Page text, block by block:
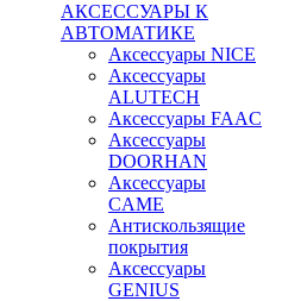
АКСЕССУАРЫ К
АВТОМАТИКЕ
Аксессуары NICE
Аксессуары
ALUTECH
Аксессуары FAAC
Аксессуары
DOORHAN
Аксессуары
CAME
Антискользящие
покрытия
Аксессуары
GENIUS